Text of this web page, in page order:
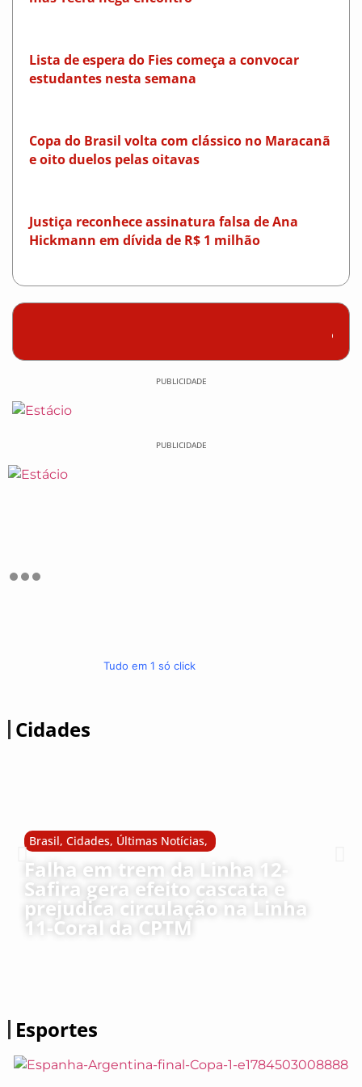
Lista de espera do Fies começa a convocar
estudantes nesta semana
Copa do Brasil volta com clássico no Maracanã
e oito duelos pelas oitavas
Justiça reconhece assinatura falsa de Ana
Hickmann em dívida de R$ 1 milhão
Clima
PUBLICIDADE
PUBLICIDADE
Tudo em 1 só click
Cidades
Brasil, Cidades, Últimas Notícias,
Falha em trem da Linha 12-
Safira gera efeito cascata e
prejudica circulação na Linha
11-Coral da CPTM
Esportes